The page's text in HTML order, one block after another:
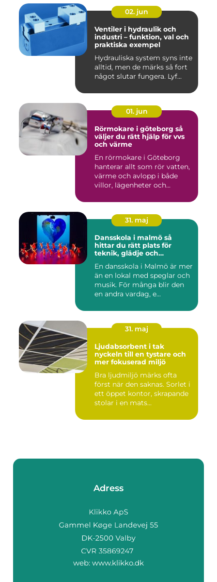
02. jun
Ventiler i hydraulik och
industri – funktion, val och
praktiska exempel
Hydrauliska system syns inte
alltid, men de märks så fort
något slutar fungera. Lyf...
01. jun
Rörmokare i göteborg så
väljer du rätt hjälp för vvs
och värme
En rörmokare i Göteborg
hanterar allt som rör vatten,
värme och avlopp i både
villor, lägenheter och...
31. maj
Dansskola i malmö så
hittar du rätt plats för
teknik, glädje och
En dansskola i Malmö är mer
än en lokal med speglar och
musik. För många blir den
en andra vardag, e...
31. maj
Ljudabsorbent i tak
nyckeln till en tystare och
mer fokuserad miljö
Bra ljudmiljö märks ofta
först när den saknas. Sorlet i
ett öppet kontor, skrapande
stolar i en mats...
Adress
web: www.klikko.dk